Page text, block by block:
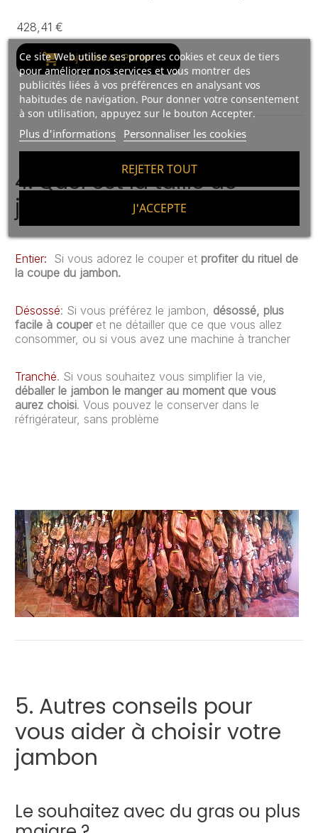
Ce site Web utilise ses propres cookies et ceux de tiers
pour améliorer nos services et vous montrer des
publicités liées à vos préférences en analysant vos
habitudes de navigation. Pour donner votre consentement
à son utilisation, appuyez sur le bouton Accepter.
Plus d'informations Personnaliser les cookies
REJETER TOUT
J'ACCEPTE
428,41 €
 Ajouter Au Panier
4. Quel est la taille de
jambon que je souhaite ?
Entier: Si vous adorez le couper et profiter du rituel de
la coupe du jambon.
Désossé: Si vous préférez le jambon, désossé, plus
facile à couperet ne détailler que ce que vous allez
consommer, ou si vous avez une machine à trancher
Tranché. Si vous souhaitez vous simplifier la vie,
déballer le jambon le manger au moment que vous
aurez choisi. Vous pouvez le conserver dans le
réfrigérateur, sans problème
5. Autres conseils pour
vous aider à choisir votre
jambon
Le souhaitez avec du gras ou plus